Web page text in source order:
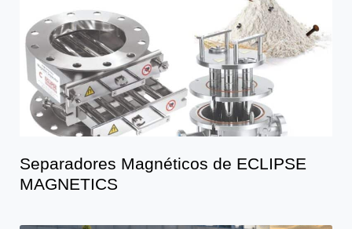
Separadores Magnéticos de ECLIPSE
MAGNETICS